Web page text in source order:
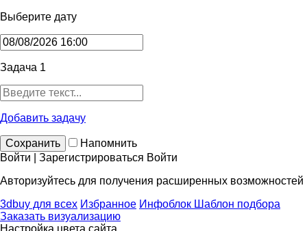
Выберите дату
Задача 1
Добавить задачу
Сохранить
Напомнить
Войти | Зарегистрироваться Войти
Авторизуйтесь для получения расширенных возможностей
3dbuy для всех Избранное Инфоблок Шаблон подбора
Заказать визуализацию
Настройка цвета сайта